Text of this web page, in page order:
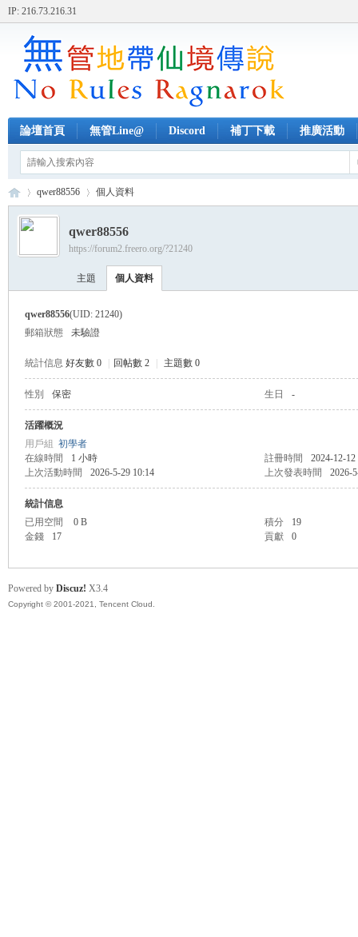
IP: 216.73.216.31
論壇首頁 無管Line@ Discord 補丁下載 推廣活動
›
qwer88556 個人資料
qwer88556
https://forum2.freero.org/?21240
主題 個人資料
qwer88556(UID: 21240)
郵箱狀態
未驗證
統計信息 好友數 0 回帖數 2 主題數 0
性別 保密 生日 -
活躍概況
用戶組 初學者
在線時間
1 小時 註冊時間
2024-12-12
上次活動時間
2026-5-29 10:14 上次發表時間 2026-
統計信息
已用空間
0 B 積分
19
金錢
17 貢獻 0
Powered by Discuz! X3.4
Copyright © 2001-2021, Tencent Cloud.